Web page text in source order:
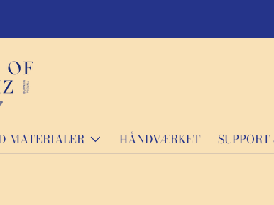
MATERIALER HÅNDVÆRKET